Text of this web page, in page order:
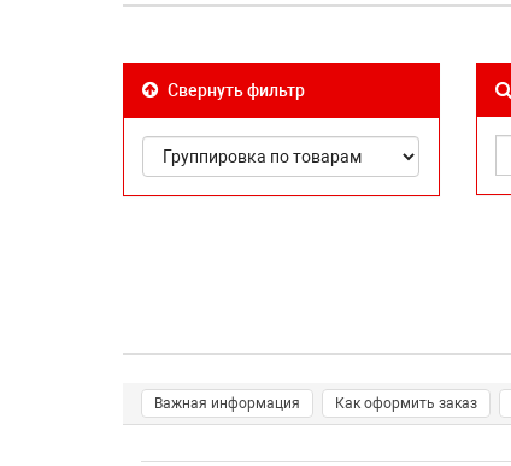
Свернуть фильтр
Важная информация Как оформить заказ